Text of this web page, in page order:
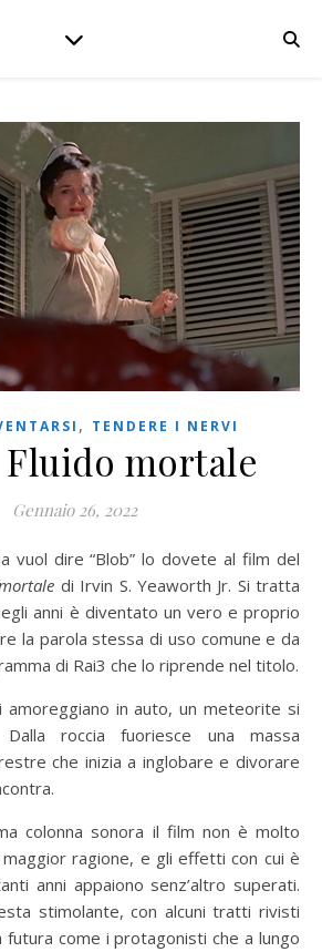
, TENDERE I NERVI
mortale
Gennaio 26, 2022
di Irvin S. Yeaworth Jr. Si tratta
anni è diventato un vero e proprio
la parola stessa di uso comune e da
di Rai3 che lo riprende nel titolo.
amoreggiano in auto, un meteorite si
roccia fuoriesce una massa
che inizia a inglobare e divorare
colonna sonora il film non è molto
ragione, e gli effetti con cui è
anni appaiono senz’altro superati.
stimolante, con alcuni tratti rivisti
futura come i protagonisti che a lungo